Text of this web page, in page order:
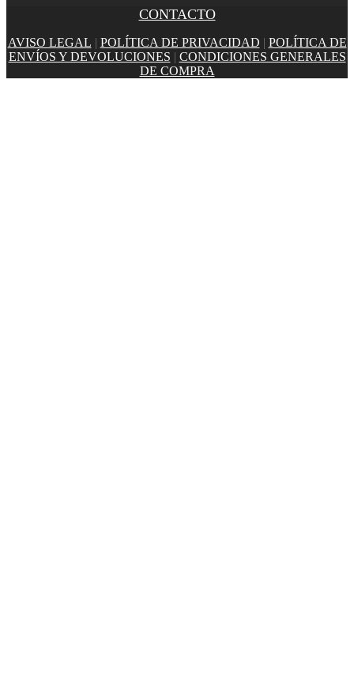
CONTACTO
AVISO LEGAL | POLÍTICA DE PRIVACIDAD | POLÍTICA DE
ENVÍOS Y DEVOLUCIONES | CONDICIONES GENERALES
DE COMPRA